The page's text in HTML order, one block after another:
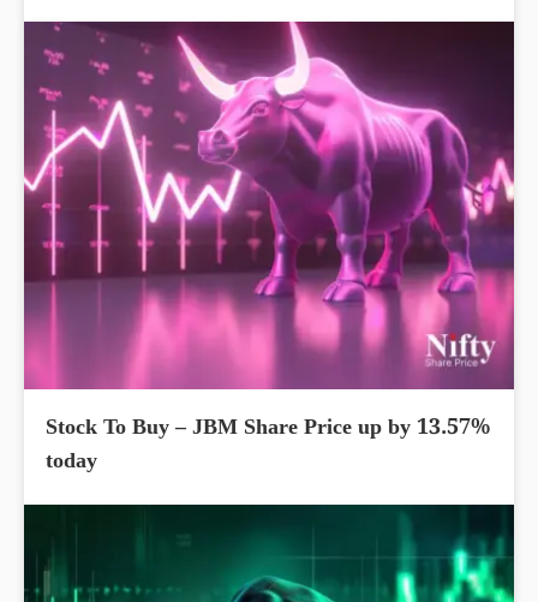
Stock To Buy – JBM Share Price up by 13.57%
today